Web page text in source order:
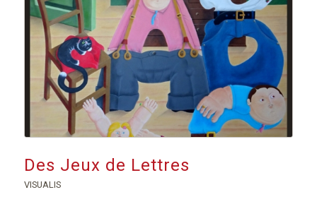
Des Jeux de Lettres
VISUALIS